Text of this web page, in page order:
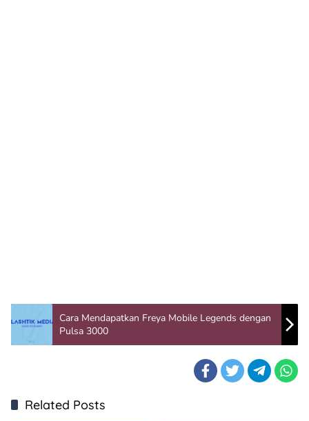
Cara Mendapatkan Freya Mobile Legends dengan
Pulsa 3000
Related Posts